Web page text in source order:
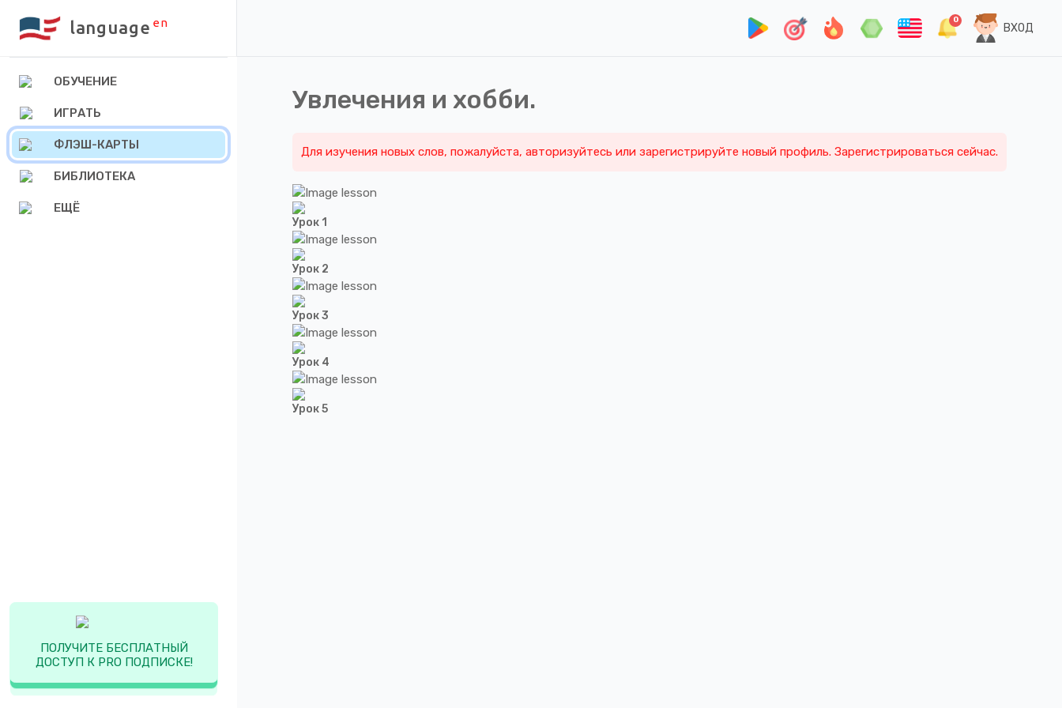
language en 0
ВХОД
Увлечения и хобби.
Для изучения новых слов, пожалуйста, авторизуйтесь или зарегистрируйте новый профиль. Зарегистрироваться сейчас.
Урок 1
Урок 2
Урок 3
Урок 4
Урок 5
ОБУЧЕНИЕ
ИГРАТЬ
ФЛЭШ-КАРТЫ
БИБЛИОТЕКА
ЕЩЁ
ПОЛУЧИТЕ БЕСПЛАТНЫЙ
ДОСТУП К PRO ПОДПИСКЕ!